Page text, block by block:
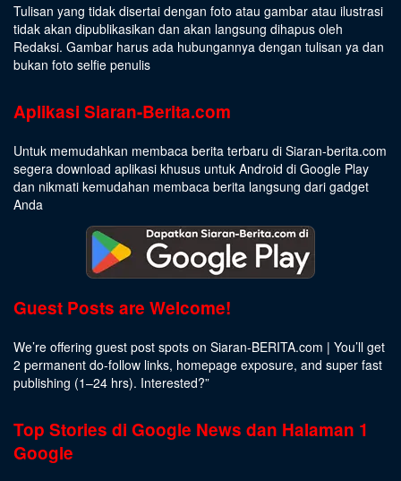
Tulisan yang tidak disertai dengan foto atau gambar atau ilustrasi
tidak akan dipublikasikan dan akan langsung dihapus oleh
Redaksi. Gambar harus ada hubungannya dengan tulisan ya dan
bukan foto selfie penulis
Aplikasi Siaran-Berita.com
Untuk memudahkan membaca berita terbaru di Siaran-berita.com
segera download aplikasi khusus untuk Android di Google Play
dan nikmati kemudahan membaca berita langsung dari gadget
Anda
Guest Posts are Welcome!
We’re offering guest post spots on Siaran-BERITA.com | You’ll get
2 permanent do-follow links, homepage exposure, and super fast
publishing (1–24 hrs). Interested?”
Top Stories di Google News dan Halaman 1
Google